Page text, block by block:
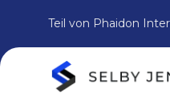
Teil von Phaidon